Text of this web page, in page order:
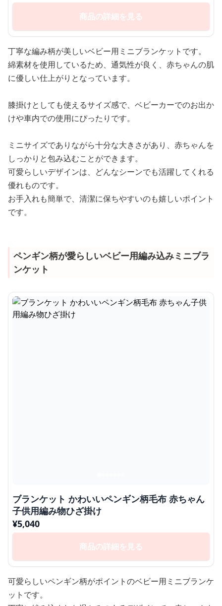
商品の詳細を見る
丁寧な編み柄が美しいベビー用ミニブランケットです。
綿素材を使用しているため、通気性が良く、赤ちゃんの肌
に優しい仕上がりとなっています。
膝掛けとしても使えるサイズ感で、ベビーカーでのお出か
けや車内での使用にぴったりです。
ミニサイズでありながら十分な大きさがあり、赤ちゃんを
しっかりと包み込むことができます。
可愛らしいデザインは、どんなシーンでも活躍してくれる
優れものです。
お手入れも簡単で、清潔に保ちやすいのも嬉しいポイント
です。
ペンギン柄が愛らしいベビー用編み込みミニブラ
ンケット
ブランケット かわいいペンギン柄毛布 赤ちゃん
子供用編み物ひざ掛け
¥5,040
商品の詳細を見る
可愛らしいペンギン柄がポイントのベビー用ミニブランケ
ットです。